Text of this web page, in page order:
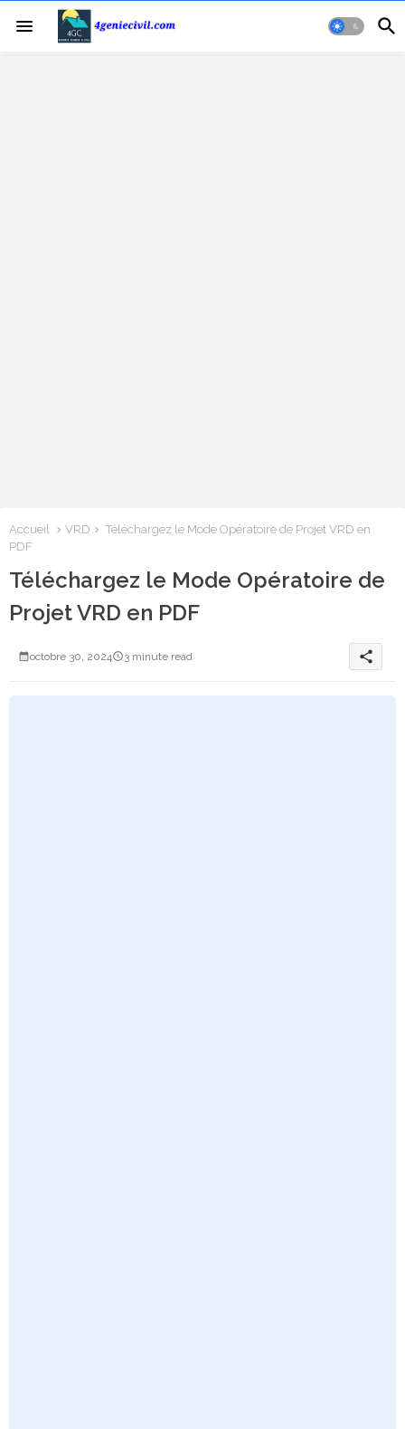
Accueil VRD
Téléchargez le Mode Opératoire de Projet VRD en
PDF
Téléchargez le Mode Opératoire de
Projet VRD en PDF
octobre 30, 2024 3 minute read share